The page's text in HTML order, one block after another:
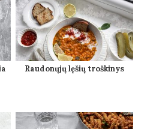
Raudonųjų lęšių troškinys